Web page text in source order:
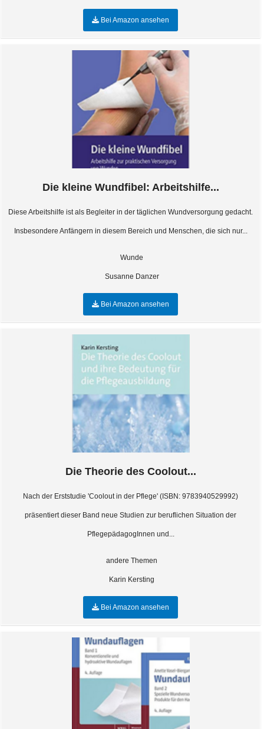
Bei Amazon ansehen
Die kleine Wundfibel: Arbeitshilfe...
Diese Arbeitshilfe ist als Begleiter in der täglichen Wundversorgung gedacht.
Insbesondere Anfängern in diesem Bereich und Menschen, die sich nur...
Wunde
Susanne Danzer
Bei Amazon ansehen
Die Theorie des Coolout...
Nach der Erststudie 'Coolout in der Pflege' (ISBN: 9783940529992)
präsentiert dieser Band neue Studien zur beruflichen Situation der
PflegepädagogInnen und...
andere Themen
Karin Kersting
Bei Amazon ansehen